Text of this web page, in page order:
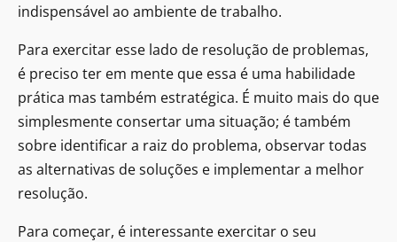
indispensável ao ambiente de trabalho.
Para exercitar esse lado de resolução de problemas,
é preciso ter em mente que essa é uma habilidade
prática mas também estratégica. É muito mais do que
simplesmente consertar uma situação; é também
sobre identificar a raiz do problema, observar todas
as alternativas de soluções e implementar a melhor
resolução.
Para começar, é interessante exercitar o seu